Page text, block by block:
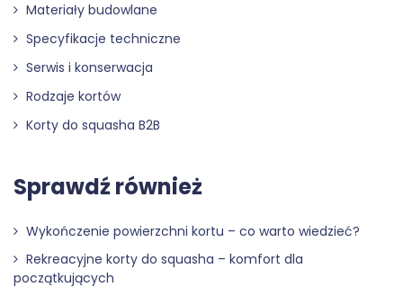
Materiały budowlane
Specyfikacje techniczne
Serwis i konserwacja
Rodzaje kortów
Korty do squasha B2B
Sprawdź również
Wykończenie powierzchni kortu – co warto wiedzieć?
Rekreacyjne korty do squasha – komfort dla
początkujących